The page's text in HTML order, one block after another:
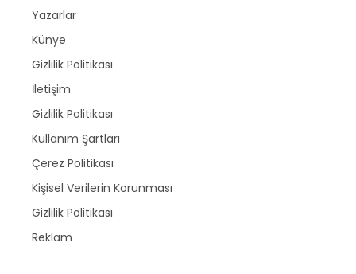
Yazarlar
Künye
Gizlilik Politikası
İletişim
Gizlilik Politikası
Kullanım Şartları
Çerez Politikası
Kişisel Verilerin Korunması
Gizlilik Politikası
Reklam